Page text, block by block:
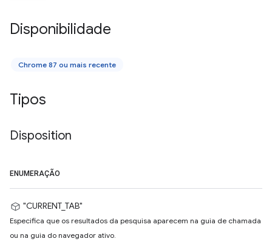
Disponibilidade
Chrome 87 ou mais recente
Tipos
Disposition
ENUMERAÇÃO
"CURRENT_TAB"
Especifica que os resultados da pesquisa aparecem na guia de chamada
ou na guia do navegador ativo.